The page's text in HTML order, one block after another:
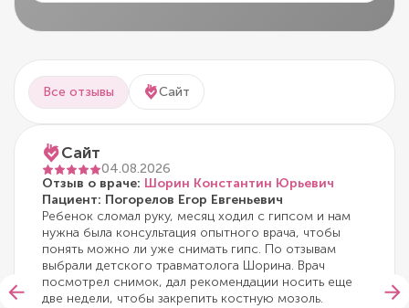
Все отзывы Сайт
Сайт
04.08.2026
Отзыв о враче: Шорин Константин Юрьевич
Пациент: Погорелов Егор Евгеньевич
Ребенок сломал руку, месяц ходил с гипсом и нам
нужна была консультация опытного врача, чтобы
понять можно ли уже снимать гипс. По отзывам
выбрали детского травматолога Шорина. Врач
посмотрел снимок, дал рекомендации носить еще
две недели, чтобы закрепить костную мозоль.